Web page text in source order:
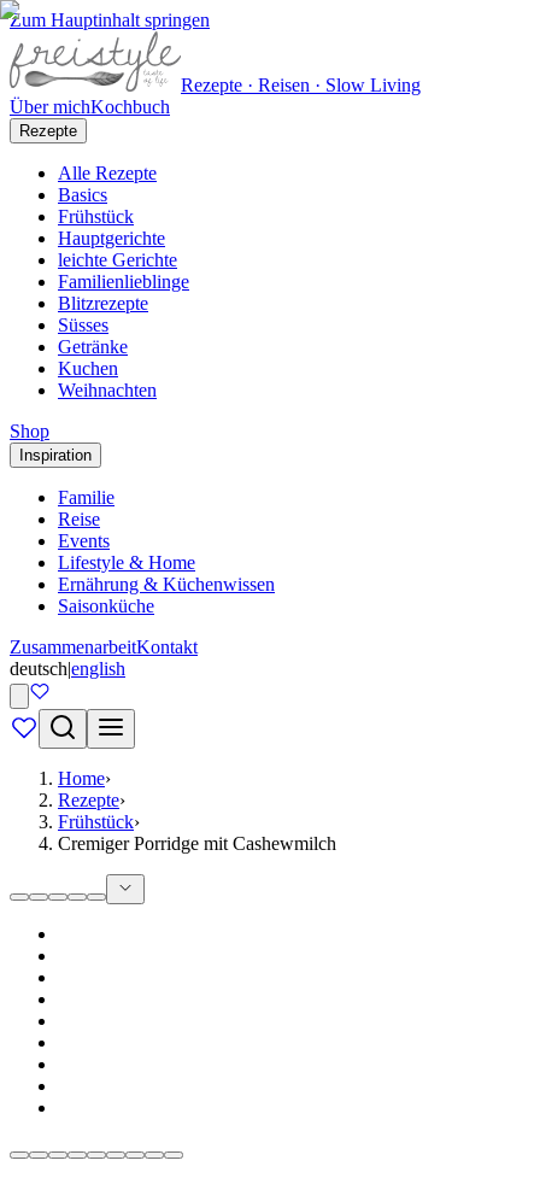
Zum Hauptinhalt springen
Rezepte · Reisen · Slow Living
Über michKochbuch
Rezepte
Alle Rezepte
Basics
Frühstück
Hauptgerichte
leichte Gerichte
Familienlieblinge
Blitzrezepte
Süsses
Getränke
Kuchen
Weihnachten
Shop
Inspiration
Familie
Reise
Events
Lifestyle & Home
Ernährung & Küchenwissen
Saisonküche
ZusammenarbeitKontakt
deutsch|english
Home›
Rezepte›
Frühstück›
Cremiger Porridge mit Cashewmilch